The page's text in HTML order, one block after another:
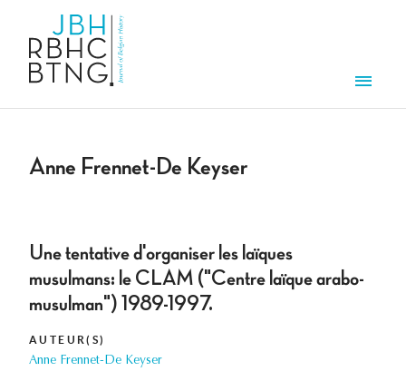
Anne Frennet-De Keyser
Une tentative d'organiser les laïques
musulmans: le CLAM ("Centre laïque arabo-
musulman") 1989-1997.
AUTEUR(S)
Anne Frennet-De Keyser